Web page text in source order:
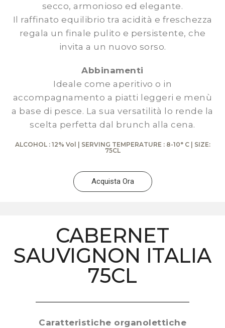
secco, armonioso ed elegante.
Il raffinato equilibrio tra acidità e freschezza
regala un finale pulito e persistente, che
invita a un nuovo sorso.
Abbinamenti
Ideale come aperitivo o in
accompagnamento a piatti leggeri e menù
a base di pesce. La sua versatilità lo rende la
scelta perfetta dal brunch alla cena.
ALCOHOL : 12% Vol | SERVING TEMPERATURE : 8-10° C | SIZE:
75CL
Acquista Ora
CABERNET
SAUVIGNON ITALIA
75CL
Caratteristiche organolettiche